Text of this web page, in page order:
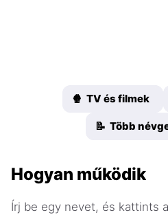
🍿 TV és filmek
📝 Több
Hogyan működik
Írj be egy nevet, és kattints